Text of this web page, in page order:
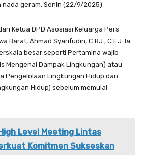
geram, Senin (22/9/2025).
Ketua DPD Asosiasi Keluarga Pers
Barat, Ahmad Syarifudin, C.BJ., C.EJ. Ia
besar seperti Pertamina wajib
Mengenai Dampak Lingkungan) atau
Pengelolaan Lingkungan Hidup dan
Hidup) sebelum memulai
Level Meeting Lintas
Komitmen Sukseskan